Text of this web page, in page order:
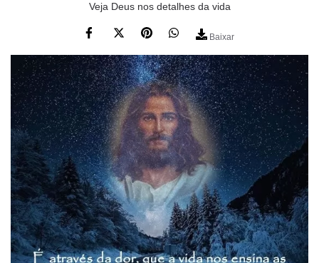
Veja Deus nos detalhes da vida
Baixar